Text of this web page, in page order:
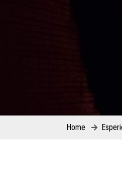
Home